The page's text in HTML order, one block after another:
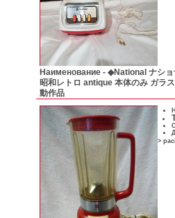
Наименование - ◆National ナシ
昭和レトロ antique 本体のみ ガラ
動作品
>